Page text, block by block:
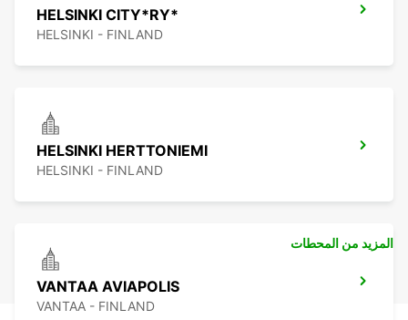
HELSINKI CITY*RY*
HELSINKI - FINLAND
HELSINKI HERTTONIEMI
HELSINKI - FINLAND
VANTAA AVIAPOLIS
VANTAA - FINLAND
المزيد من المحطات